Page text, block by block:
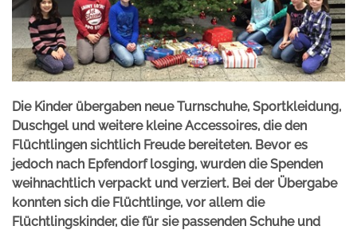
Die Kinder übergaben neue Turnschuhe, Sportkleidung,
Duschgel und weitere kleine Accessoires, die den
Flüchtlingen sichtlich Freude bereiteten. Bevor es
jedoch nach Epfendorf losging, wurden die Spenden
weihnachtlich verpackt und verziert. Bei der Übergabe
konnten sich die Flüchtlinge, vor allem die
Flüchtlingskinder, die für sie passenden Schuhe und